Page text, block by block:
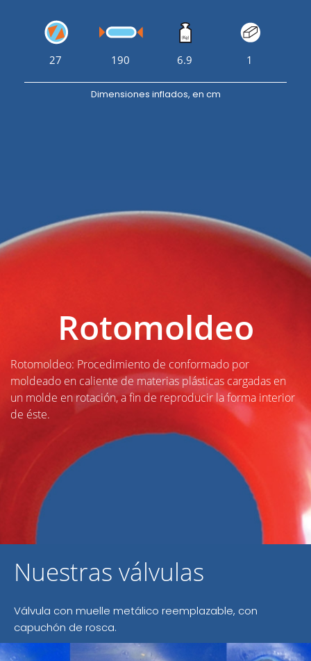
27 190 6.9 1
Dimensiones inflados, en cm
Rotomoldeo
Rotomoldeo: Procedimiento de conformado por
moldeado en caliente de materias plásticas cargadas en
un molde en rotación, a fin de reproducir la forma interior
de éste.
Nuestras válvulas
Válvula con muelle metálico reemplazable, con
capuchón de rosca.